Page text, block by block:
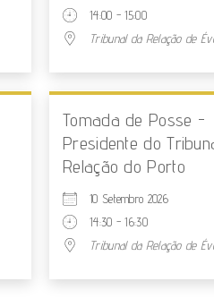
14:00 - 15:00
Tribunal da Relação de
Tomada de Posse -
Presidente do
Relação do Porto
10 Setembro 2026
14:30 - 16:30
Tribunal da Relação de